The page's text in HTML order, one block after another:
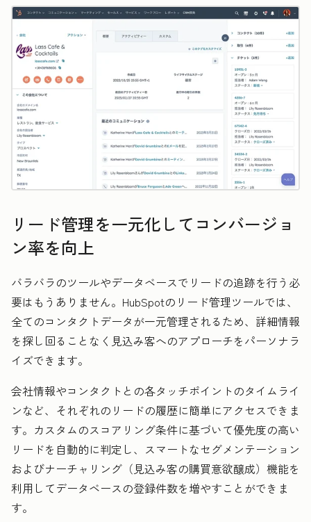
リード管理を一元化してコンバージョ
ン率を向上
バラバラのツールやデータベースでリードの追跡を行う必
要はもうありません。HubSpotのリード管理ツールでは、
全てのコンタクトデータが一元管理されるため、詳細情報
を探し回ることなく見込み客へのアプローチをパーソナラ
イズできます。
会社情報やコンタクトとの各タッチポイントのタイムライ
ンなど、それぞれのリードの履歴に簡単にアクセスできま
す。カスタムのスコアリング条件に基づいて優先度の高い
リードを自動的に判定し、スマートなセグメンテーション
およびナーチャリング（見込み客の購買意欲醸成）機能を
利用してデータベースの登録件数を増やすことができま
す。